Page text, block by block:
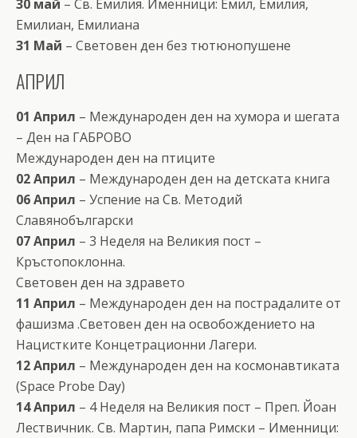
30 май – Св. Емилия. Именници: Емил, Емилия,
Емилиан, Емилианa
31 Май – Световен ден без тютюнопушене
АПРИЛ
01 Април – Международен ден на хумора и шегата
– Ден на ГАБРОВО
Международен ден на птиците
02 Април – Международен ден на детската книга
06 Април – Успение на Св. Методий
Славянобългарски
07 Април – 3 Неделя на Великия пост –
Кръстопоклонна.
Световен ден на здравето
11 Април – Международен ден на пострадалите от
фашизма .Световен ден на освобождението на
Нацистките Концетрационни Лагери.
12 Април – Международен ден на космонавтиката
(Space Probe Day)
14 Април – 4 Неделя на Великия пост – Преп. Йоан
Лествичник. Св. Мартин, папа Римски – Именници: